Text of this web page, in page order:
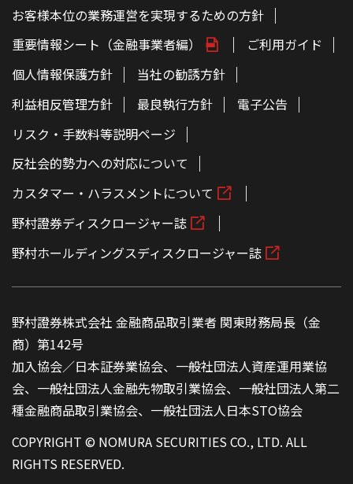
お客様本位の業務運営を実現するための方針
重要情報シート（金融事業者編）
ご利用ガイド
個人情報保護方針
当社の勧誘方針
利益相反管理方針
最良執行方針
電子公告
リスク・手数料等説明ページ
反社会的勢力への対応について
カスタマー・ハラスメントについて
野村證券ディスクロージャー誌
野村ホールディングスディスクロージャー誌
野村證券株式会社 金融商品取引業者 関東財務局長（金
商）第142号
加入協会／日本証券業協会、一般社団法人資産運用業協
会、一般社団法人金融先物取引業協会、一般社団法人第二
種金融商品取引業協会、一般社団法人日本STO協会
COPYRIGHT © NOMURA SECURITIES CO., LTD. ALL
RIGHTS RESERVED.